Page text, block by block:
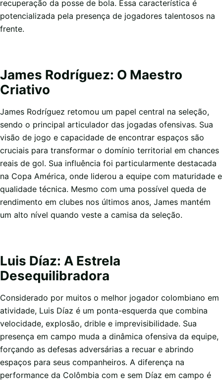
recuperação da posse de bola. Essa característica é
potencializada pela presença de jogadores talentosos na
frente.
James Rodríguez: O Maestro
Criativo
James Rodríguez retomou um papel central na seleção,
sendo o principal articulador das jogadas ofensivas. Sua
visão de jogo e capacidade de encontrar espaços são
cruciais para transformar o domínio territorial em chances
reais de gol. Sua influência foi particularmente destacada
na Copa América, onde liderou a equipe com maturidade e
qualidade técnica. Mesmo com uma possível queda de
rendimento em clubes nos últimos anos, James mantém
um alto nível quando veste a camisa da seleção.
Luis Díaz: A Estrela
Desequilibradora
Considerado por muitos o melhor jogador colombiano em
atividade, Luis Díaz é um ponta-esquerda que combina
velocidade, explosão, drible e imprevisibilidade. Sua
presença em campo muda a dinâmica ofensiva da equipe,
forçando as defesas adversárias a recuar e abrindo
espaços para seus companheiros. A diferença na
performance da Colômbia com e sem Díaz em campo é